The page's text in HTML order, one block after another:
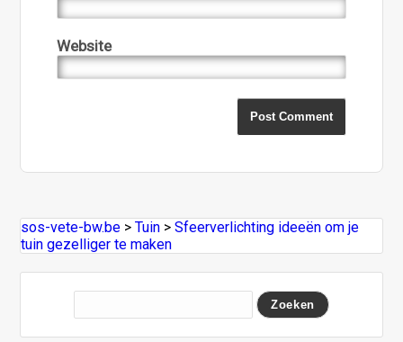
Website
sos-vete-bw.be >Tuin >Sfeerverlichting ideeën om je
tuin gezelliger te maken